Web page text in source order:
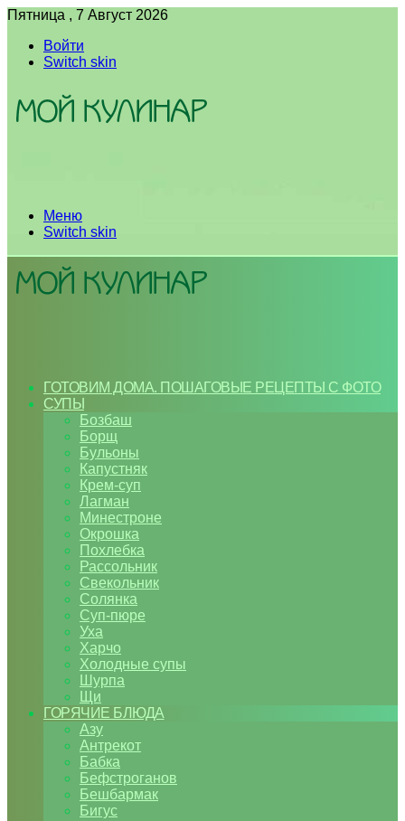
Пятница , 7 Август 2026
Войти
Switch skin
Меню
Switch skin
ГОТОВИМ ДОМА. ПОШАГОВЫЕ РЕЦЕПТЫ С ФОТО
СУПЫ
Бозбаш
Борщ
Бульоны
Капустняк
Крем-суп
Лагман
Минестроне
Окрошка
Похлебка
Рассольник
Свекольник
Солянка
Суп-пюре
Уха
Харчо
Холодные супы
Шурпа
Щи
ГОРЯЧИЕ БЛЮДА
Азу
Антрекот
Бабка
Бефстроганов
Бешбармак
Бигус